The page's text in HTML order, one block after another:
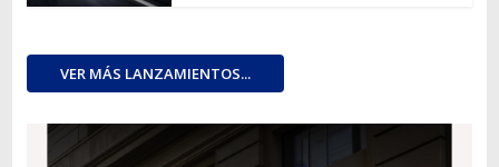
VER MÁS LANZAMIENTOS...